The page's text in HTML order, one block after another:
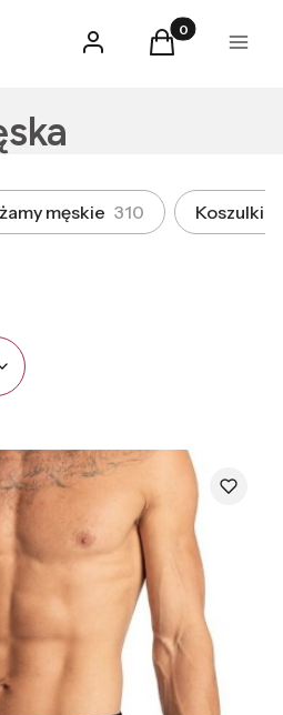
Zaloguj sięProdukty w
Koszyk Menu
męskie 310 Koszulki